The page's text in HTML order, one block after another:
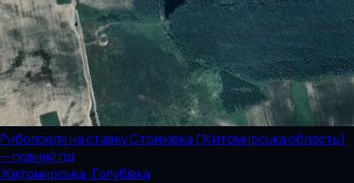
Риболовля на ставку Стрижівка (Житомирська область)
— повний гід
Житомирська · Голубівка